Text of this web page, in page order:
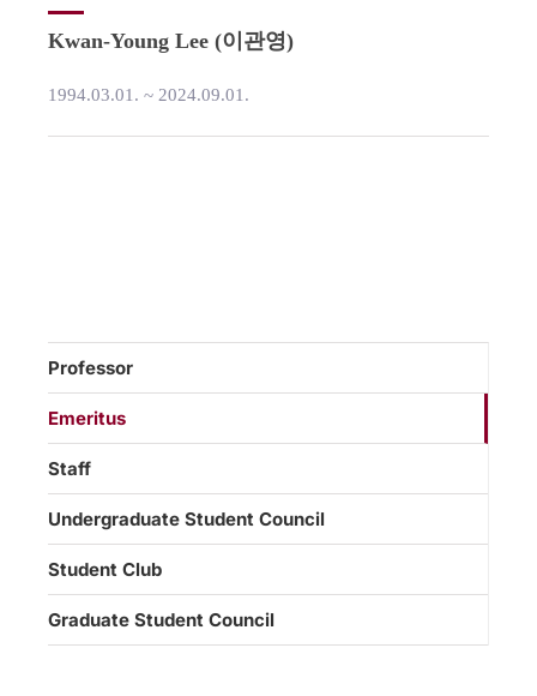
Kwan-Young Lee (이관영)
1994.03.01. ~ 2024.09.01.
Professor
Emeritus
Staff
Undergraduate Student Council
Student Club
Graduate Student Council